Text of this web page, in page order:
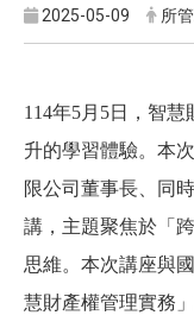
2025-05-09 所
114年5月5日，智慧
升的學習體驗。本
限公司董事長、同
講，主題聚焦於「
思維。本次講座與
慧財產權管理實務